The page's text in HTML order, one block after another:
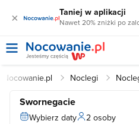
× Taniej w aplikacji
Nawet 20% zniżki po
Nocowanie.pl Noclegi
Swornegacie
Wybierz daty 2 osoby